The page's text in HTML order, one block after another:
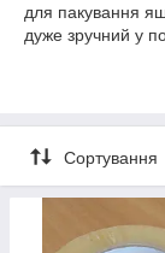
для пакування
дуже зручний у
транспортування
Сортування